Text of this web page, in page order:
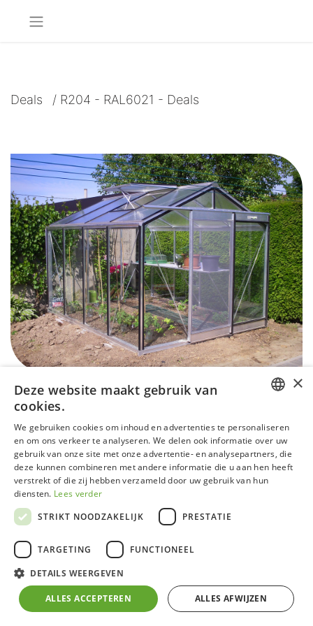
Deals / R204 - RAL6021 - Deals
R204 - RAL6021 - Deals
Deze modellen kunnen sporen van intern gebruik of
interne opbouw vertonen die geen invloed hebben op
de werking.
Alle vermelde prijzen zijn inclusief BTW, aan-huis-
geleverd op de stoep in België. Montage is mogelijk in
GERMAN
FRENCH
×
Deze website maakt gebruik van
cookies.
We gebruiken cookies om inhoud en advertenties te personaliseren
en om ons verkeer te analyseren. We delen ook informatie over uw
gebruik van onze site met onze advertentie- en analysepartners, die
deze kunnen combineren met andere informatie die u aan hen heeft
verstrekt of die zij hebben verzameld door uw gebruik van hun
diensten. Lees verder
STRIKT NOODZAKELIJK
PRESTATIE
TARGETING FUNCTIONEEL
DETAILS WEERGEVEN
ALLES ACCEPTEREN ALLES AFWIJZEN